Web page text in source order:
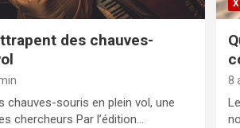
des chauves-
chauves-souris en plein vol, une
chercheurs Par l’édition…
8